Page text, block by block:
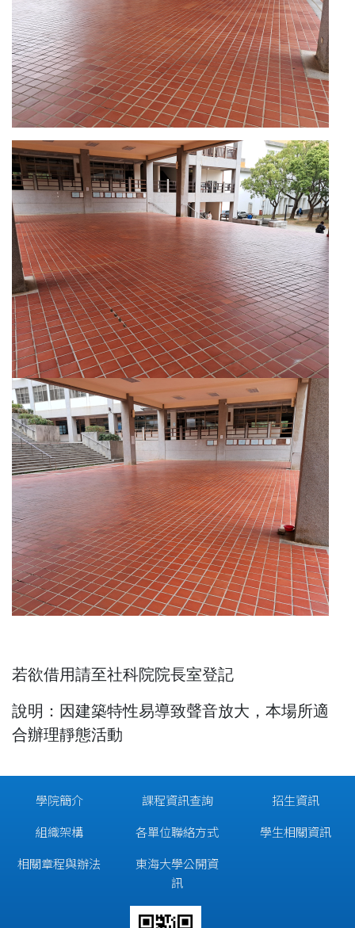
若欲借用請至社科院院長室登記
說明：因建築特性易導致聲音放大，本場所適
合辦理靜態活動
學院簡介
組織架構
相關章程與辦法
課程資訊查詢
各單位聯絡方式
東海大學公開資
訊
招生資訊
學生相關資訊